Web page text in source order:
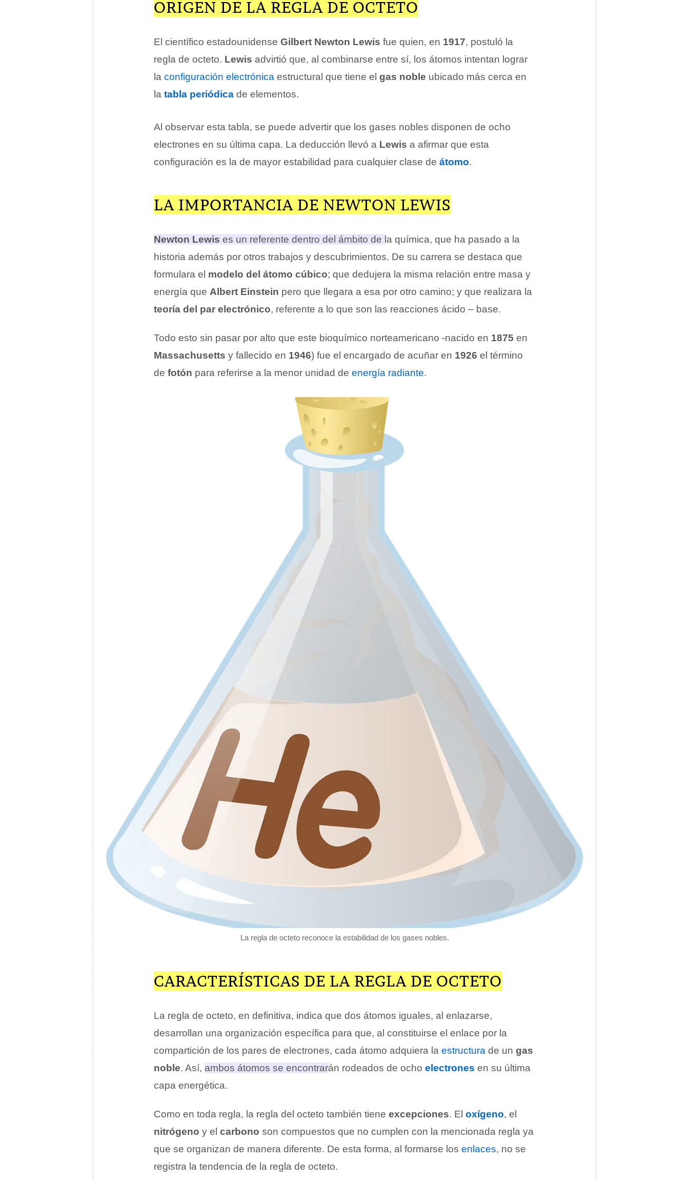
ORIGEN DE LA REGLA DE OCTETO
El científico estadounidense Gilbert Newton Lewis fue quien, en 1917, postuló la
regla de octeto. Lewis advirtió que, al combinarse entre sí, los átomos intentan lograr
la configuración electrónica estructural que tiene el gas noble ubicado más cerca en
la tabla periódica de elementos.
Al observar esta tabla, se puede advertir que los gases nobles disponen de ocho
electrones en su última capa. La deducción llevó a Lewis a afirmar que esta
configuración es la de mayor estabilidad para cualquier clase de átomo.
LA IMPORTANCIA DE NEWTON LEWIS
Newton Lewis es un referente dentro del ámbito de la química, que ha pasado a la
historia además por otros trabajos y descubrimientos. De su carrera se destaca que
formulara el modelo del átomo cúbico; que dedujera la misma relación entre masa y
energía que Albert Einstein pero que llegara a esa por otro camino; y que realizara la
teoría del par electrónico, referente a lo que son las reacciones ácido – base.
Todo esto sin pasar por alto que este bioquímico norteamericano -nacido en 1875 en
Massachusetts y fallecido en 1946) fue el encargado de acuñar en 1926 el término
de fotón para referirse a la menor unidad de energía radiante.
La regla de octeto reconoce la estabilidad de los gases nobles.
CARACTERÍSTICAS DE LA REGLA DE OCTETO
La regla de octeto, en definitiva, indica que dos átomos iguales, al enlazarse,
desarrollan una organización específica para que, al constituirse el enlace por la
compartición de los pares de electrones, cada átomo adquiera la estructura de un gas
noble. Así, ambos átomos se encontrarán rodeados de ocho electrones en su última
capa energética.
Como en toda regla, la regla del octeto también tiene excepciones. El oxígeno, el
nitrógeno y el carbono son compuestos que no cumplen con la mencionada regla ya
que se organizan de manera diferente. De esta forma, al formarse los enlaces, no se
registra la tendencia de la regla de octeto.